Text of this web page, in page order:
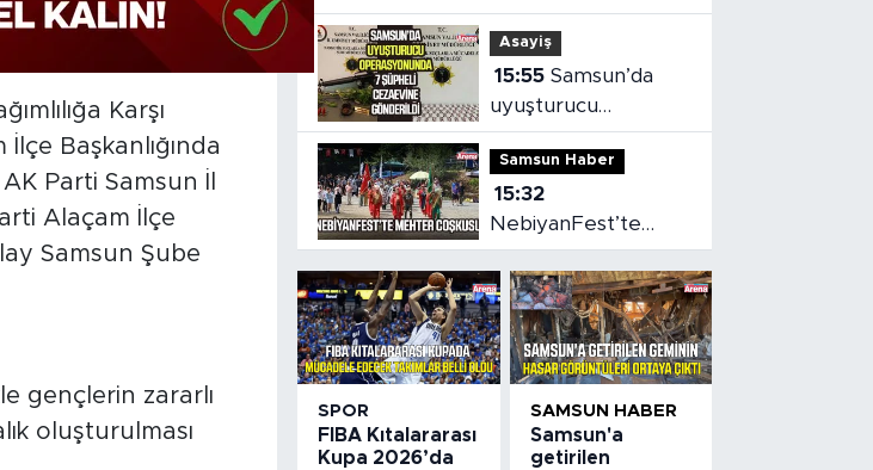
Karşı
Başkanlığında
Parti Samsun İl
Alaçam İlçe
Samsun Şube
gençlerin zararlı
oluşturulması
nöbetçi eczaneler
Asayiş
15:55 Samsun’da
uyuşturucu
operasyonunda 7
şüpheli cezaevine
gönderildi
Samsun Haber
15:32
NebiyanFest’te
mehter coşkusu,
spor heyecanı
SPOR
FIBA Kıtalararası
Kupa 2026’da
SAMSUN HABER
Samsun'a
getirilen